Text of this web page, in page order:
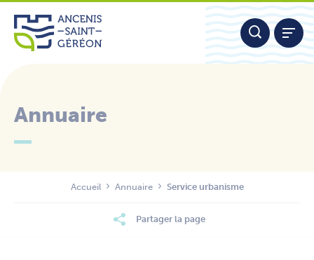
Aller
contenu
Annuaire
Accueil Annuaire Service urbanisme
Partager la page
Panneau de gestion des cookies